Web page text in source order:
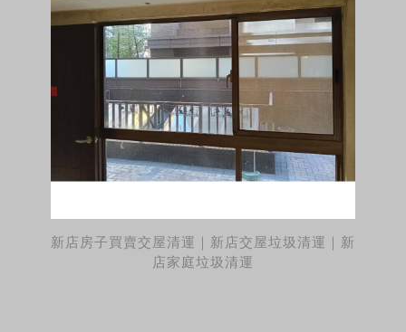
新店房子買賣交屋清運｜新店交屋垃圾清運｜新
店家庭垃圾清運